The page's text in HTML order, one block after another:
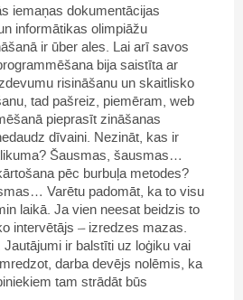
iemaņas dokumentācijas
informātikas olimpiāžu
ir ūber ales. Lai arī savos
bija saistīta ar
risināšanu un skaitlisko
tad pašreiz, piemēram, web
pieprasīt zināšanas
dīvaini. Nezināt, kas ir
Šausmas, šausmas…
pēc burbuļa metodes?
Varētu padomāt, ka to visu
laikā. Ja vien neesat beidzis to
intervētājs – izredzes mazas.
ir balstīti uz loģiku vai
darba devējs nolēmis, ka
tam strādāt būs